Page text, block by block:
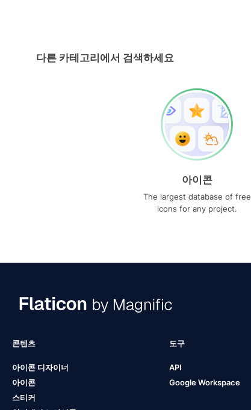
다른 카테고리에서 검색하세요
아이콘
The largest database of free
icons for any project.
콘텐츠
아이콘 디자이너
아이콘
스티커
도구
API
Google Workspace